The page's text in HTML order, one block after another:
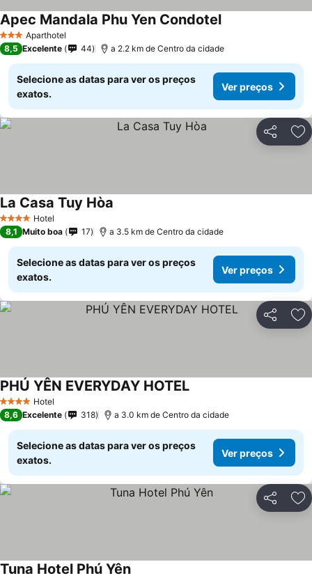
3 EstrelasAparthotel
Apec Mandala Phu Yen Condotel
8,5 Excelente 44 a 2.2 km de Centro da cidade
Selecione as datas para ver os preços
exatos.
Ver preços
Partilhar
4 EstrelasHotel
La Casa Tuy Hòa
8,1 Muito boa 17 a 3.5 km de Centro da cidade
Selecione as datas para ver os preços
exatos.
Ver preços
Partilhar
4 EstrelasHotel
PHÚ YÊN EVERYDAY HOTEL
8,6 Excelente 318 a 3.0 km de Centro da cidade
Selecione as datas para ver os preços
exatos.
Ver preços
Partilhar
Tuna Hotel Phú Yên